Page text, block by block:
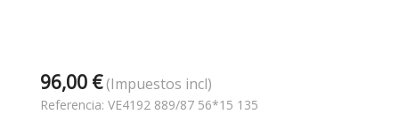
96,00 €(Impuestos incl)
Referencia: VE4192 889/87 56*15 135